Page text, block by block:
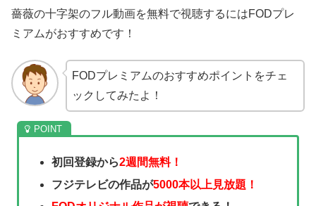
薔薇の十字架のフル動画を無料で視聴するにはFODプレ
ミアムがおすすめです！
FODプレミアムのおすすめポイントをチェ
ックしてみたよ！
初回登録から2週間無料！
フジテレビの作品が5000本以上見放題！